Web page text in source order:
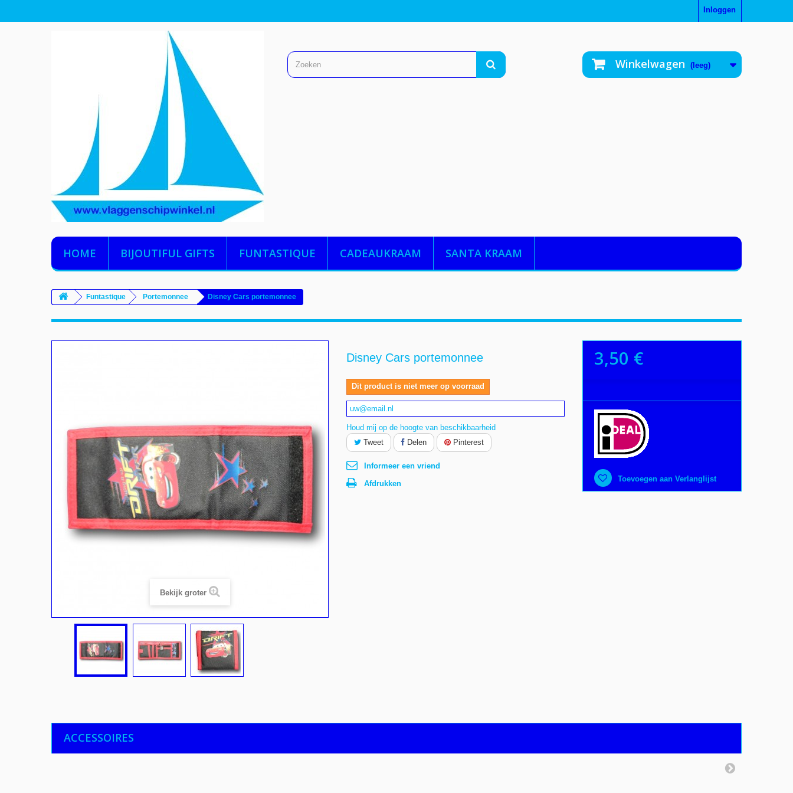
Inloggen
Winkelwagen (leeg)
HOME BIJOUTIFUL GIFTS FUNTASTIQUE CADEAUKRAAM SANTA KRAAM
Funtastique Portemonnee Disney Cars portemonnee
Bekijk groter
Disney Cars portemonnee
Dit product is niet meer op voorraad
Houd mij op de hoogte van beschikbaarheid
Tweet
Delen Pinterest
Informeer een vriend
Afdrukken
3,50 €
Toevoegen aan Verlanglijst
ACCESSOIRES